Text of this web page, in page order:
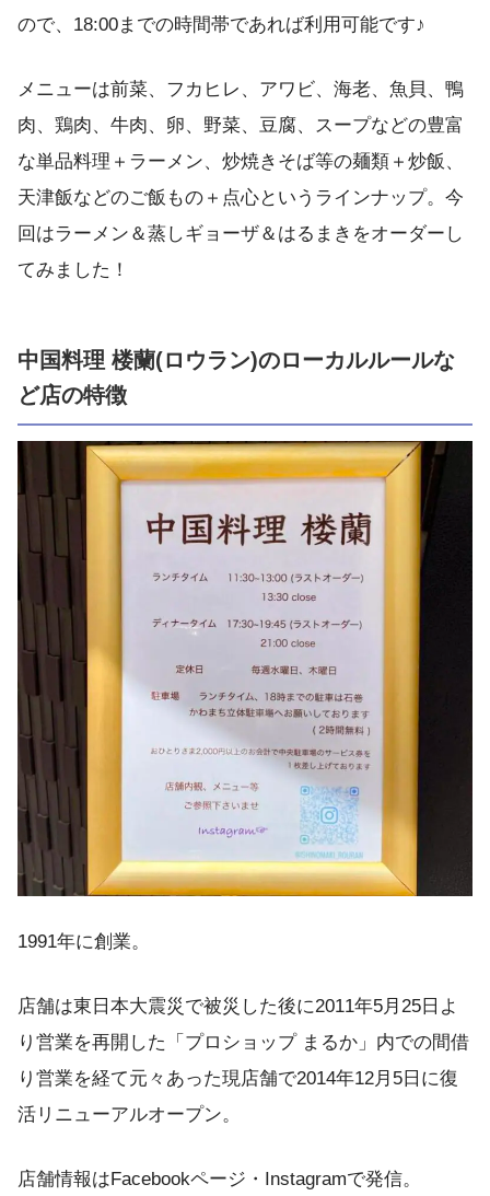
ので、18:00までの時間帯であれば利用可能です♪
メニューは前菜、フカヒレ、アワビ、海老、魚貝、鴨
肉、鶏肉、牛肉、卵、野菜、豆腐、スープなどの豊富
な単品料理＋ラーメン、炒焼きそば等の麺類＋炒飯、
天津飯などのご飯もの＋点心というラインナップ。今
回はラーメン＆蒸しギョーザ＆はるまきをオーダーし
てみました！
中国料理 楼蘭(ロウラン)のローカルルールな
ど店の特徴
1991年に創業。
店舗は東日本大震災で被災した後に2011年5月25日よ
り営業を再開した「プロショップ まるか」内での間借
り営業を経て元々あった現店舗で2014年12月5日に復
活リニューアルオープン。
店舗情報はFacebookページ・Instagramで発信。